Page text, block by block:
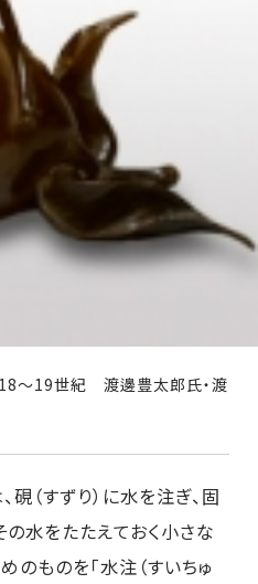
～19世紀 渡邊豊太郎氏・渡
（すずり）に水を注ぎ、固
の水をたたえておく小さな
のものを｢水注（すいちゅ